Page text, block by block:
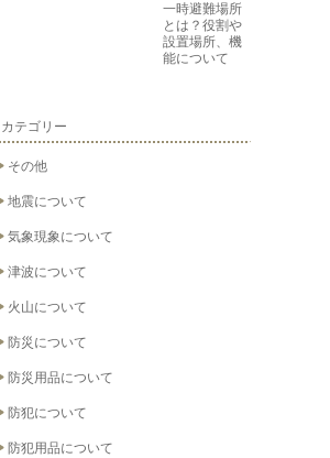
一時避難場所
とは？役割や
設置場所、機
能について
カテゴリー
その他
地震について
気象現象について
津波について
火山について
防災について
防災用品について
防犯について
防犯用品について